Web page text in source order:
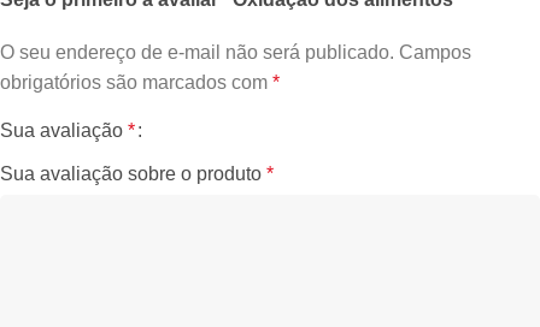
O seu endereço de e-mail não será publicado. Campos
obrigatórios são marcados com *
Sua avaliação *
Sua avaliação sobre o produto *